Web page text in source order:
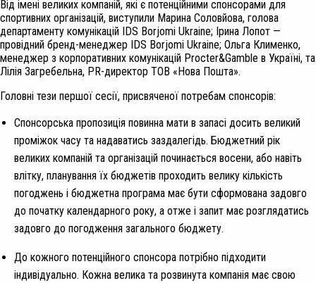
Від імені великих компаній, які є потенційними спонсорами для
спортивних організацій, виступили Марина Соловйова, голова
департаменту комунікацій IDS Borjomi Ukraine; Ірина Лопот —
провідний бренд-менеджер IDS Borjomi Ukraine; Ольга Клименко,
менеджер з корпоративних комунікацій Procter&Gamble в Україні, та
Лілія Загребельна, PR-директор ТОВ «Нова Пошта».
Головні тези першої сесії, присвяченої потребам спонсорів:
Спонсорська пропозиція повинна мати в запасі досить великий
проміжок часу та надаватись заздалегідь. Бюджетний рік
великих компаній та організацій починається восени, або навіть
влітку, планування їх бюджетів проходить велику кількість
погоджень і бюджетна програма має бути сформована задовго
до початку календарного року, а отже і запит має розглядатись
задовго до погодження загального бюджету.
До кожного потенційного спонсора потрібно підходити
індивідуально. Кожна велика та розвинута компанія має свою